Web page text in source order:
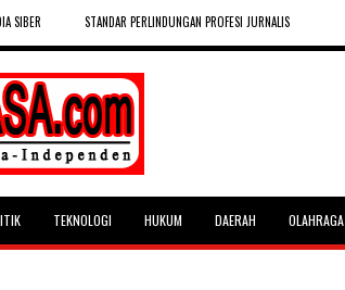
SIBER STANDAR PERLINDUNGAN PROFESI JURNALIS
TEKNOLOGI HUKUM DAERAH OLAHRAGA